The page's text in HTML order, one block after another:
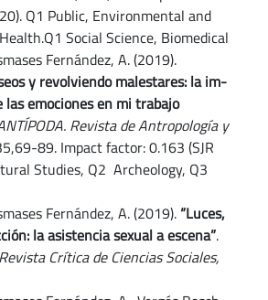
Q1 Public, Environmental and
Social Science, Biomedical
Fernández, A. (2019).
y revolviendo malestares: la im-
las emociones en mi trabajo
Revista de Antropología y
89. Impact factor: 0.163 (SJR
Studies, Q2 Archeology, Q3
Fernández, A. (2019).“Luces,
la asistencia sexual a escena”.
Crítica de Ciencias Sociales,